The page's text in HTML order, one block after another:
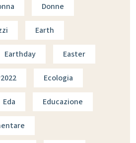
Donne
Earth
Earthday Easter
Ecologia
Eda Educazione